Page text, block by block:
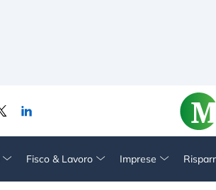
Fisco & Lavoro Imprese